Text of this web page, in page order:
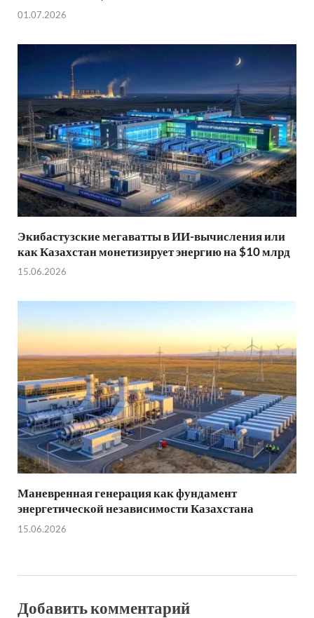
01.07.2026
Экибастузские мегаватты в ИИ-вычисления или
как Казахстан монетизирует энергию на $10 млрд
15.06.2026
Маневренная генерация как фундамент
энергетической независимости Казахстана
15.06.2026
Добавить комментарий